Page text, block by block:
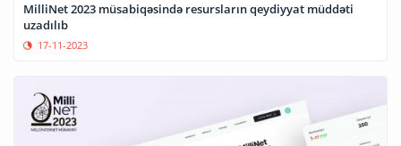
MilliNet 2023 müsabiqəsində resursların qeydiyyat müddəti
uzadılıb
17-11-2023